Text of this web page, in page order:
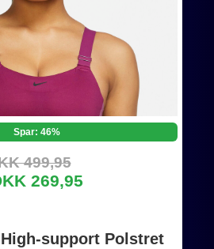
Spar: 46%
499,95
269,95
support Polstret